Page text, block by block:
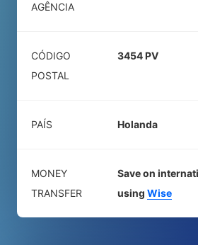
AGÊNCIA
CÓDIGO
POSTAL
3454 PV
PAÍS Holanda
MONEY
TRANSFER
Save on
using Wise